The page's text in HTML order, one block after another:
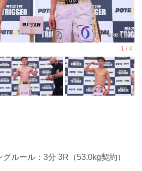
ルール：3分 3R（53.0kg契約）